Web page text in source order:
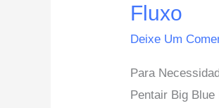
Fluxo
Deixe Um
Para
Pentair Big
O
Para
Filtragem